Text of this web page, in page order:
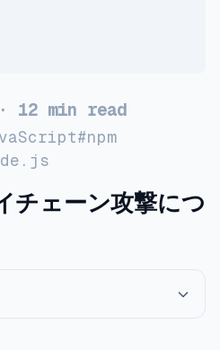
· 12 min read
#npm
チェーン攻撃につ